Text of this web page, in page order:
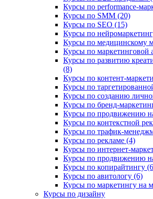
Курсы по performance-
Курсы по SMM (20)
Курсы по SEO (15)
Курсы по
Курсы по медицинскому
Курсы по маркетинговой
Курсы по развитию
(8)
Курсы по контент-
Курсы по
Курсы по созданию
Курсы по бренд-
Курсы по продвижению
Курсы по контекстной
Курсы по трафик-
Курсы по рекламе (4)
Курсы по интернет-
Курсы по продвижению
Курсы по копирайтингу
Курсы по авитологу (6)
Курсы по маркетингу на
Курсы по дизайну